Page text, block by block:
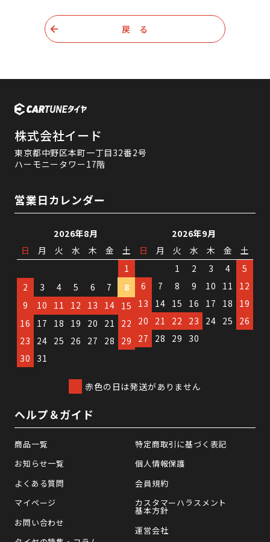
戻 る
株式会社イード
東京都中野区本町一丁目32番2号
ハーモニータワー17階
営業日カレンダー
2026年8月
日
月 火 水 木 金
土
1
2
3 4 5 6 7
8
9
10 11 12 13 14 15
16
17 18 19 20 21
22
23
24 25 26 27 28
29
30
31
2026年9月
日
月 火 水 木 金
土
1
2 3 4
5
6
7 8 9 10 11
12
13
14 15 16 17 18
19
20
21 22 23 24 25
26
27
28 29 30
赤色の日は発送がありません
ヘルプ＆ガイド
商品一覧
お知らせ一覧
よくある質問
マイページ
お問い合わせ
特定商取引に基づく表記
個人情報保護
会員規約
カスタマーハラスメント
基本方針
運営会社